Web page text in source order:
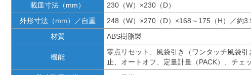
載皿寸法（mm）
230（W）×230（D）
外形寸法（mm）／自重
248（W）×270（D）×168～175（H）／約
材質
ABS樹脂製
機能
零点リセット、風袋引き（ワンタッチ風袋
止、オートオフ、定量計量（PACK）、チェ